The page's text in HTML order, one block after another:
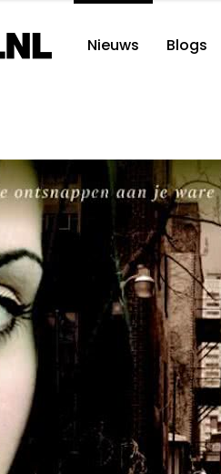
Nieuws Blogs